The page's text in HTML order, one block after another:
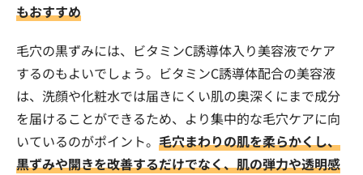
もおすすめ
毛穴の黒ずみには、ビタミンC誘導体入り美容液でケア
するのもよいでしょう。ビタミンC誘導体配合の美容液
は、洗顔や化粧水では届きにくい肌の奥深くにまで成分
を届けることができるため、より集中的な毛穴ケアに向
いているのがポイント。 毛穴まわりの肌を柔らかくし、
黒ずみや開きを改善するだけでなく、肌の弾力や透明感